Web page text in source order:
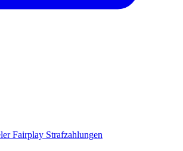
Fairplay Strafzahlungen